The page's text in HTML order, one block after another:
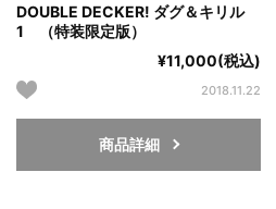
DOUBLE DECKER! ダグ＆キリル
1 （特装限定版）
¥11,000(税込)
2018.11.22
商品詳細